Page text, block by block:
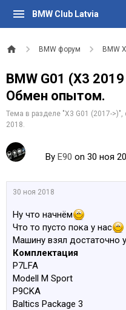
BMW Club Latvia
BMW форум BMW
BMW G01 (Х3
Обмен опытом.
Тема в разделе "X3 G01 (2017->)",
2018.
By E90 on 30 ноя
30 ноя 2018
Ну что начнём
Что то пусто пока у нас
Машину взял достаточно
Комплектация
P7LFA
Modell M Sport
P9CKA
Baltics Package 3